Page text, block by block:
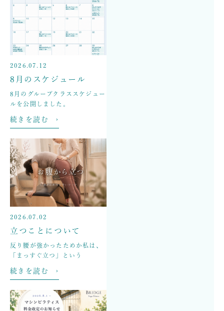
8月のスケジュール
2026.07.12
8月のグループクラススケジュー
ルを公開しました。
続きを読む ›
立つことについて
2026.07.02
反り腰が強かったためか私は、
「まっすぐ立つ」という
続きを読む ›